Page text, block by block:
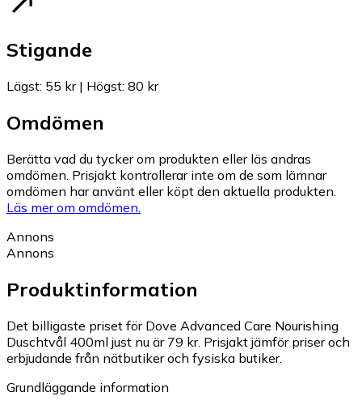
Stigande
Lägst: 55 kr| Högst: 80 kr
Omdömen
Berätta vad du tycker om produkten eller läs andras
omdömen. Prisjakt kontrollerar inte om de som lämnar
omdömen har använt eller köpt den aktuella produkten.
Läs mer om omdömen.
Annons
Annons
Produktinformation
Det billigaste priset för Dove Advanced Care Nourishing
Duschtvål 400ml just nu är 79 kr. Prisjakt jämför priser och
erbjudande från nätbutiker och fysiska butiker.
Grundläggande information